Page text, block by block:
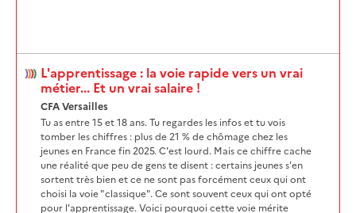
L'apprentissage : la voie rapide vers un vrai
métier... Et un vrai salaire !
CFA Versailles
Tu as entre 15 et 18 ans. Tu regardes les infos et tu vois
tomber les chiffres : plus de 21 % de chômage chez les
jeunes en France fin 2025. C'est lourd. Mais ce chiffre cache
une réalité que peu de gens te disent : certains jeunes s'en
sortent très bien et ce ne sont pas forcément ceux qui ont
choisi la voie "classique". Ce sont souvent ceux qui ont opté
pour l'apprentissage. Voici pourquoi cette voie mérite